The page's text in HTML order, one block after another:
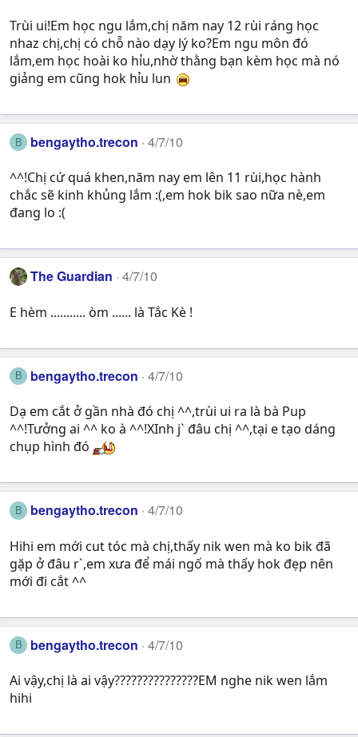
Trùi ui!Em học ngu lắm,chị năm nay 12 rùi ráng học
nhaz chị,chị có chỗ nào dạy lý ko?Em ngu môn đó
lắm,em học hoài ko hỉu,nhờ thằng bạn kèm học mà nó
giảng em cũng hok hỉu lun
B bengaytho.trecon 4/7/10
^^!Chị cứ quá khen,năm nay em lên 11 rùi,học hành
chắc sẽ kinh khủng lắm :(,em hok bik sao nữa nè,em
đang lo :(
The Guardian 4/7/10
E hèm ........... òm ...... là Tắc Kè !
B bengaytho.trecon 4/7/10
Dạ em cắt ở gần nhà đó chị ^^,trùi ui ra là bà Pup
^^!Tưởng ai ^^ ko à ^^!XInh j` đâu chị ^^,tại e tạo dáng
chụp hình đó
B bengaytho.trecon 4/7/10
Hihi em mới cut tóc mà chị,thấy nik wen mà ko bik đã
gặp ở đâu r`,em xưa để mái ngố mà thấy hok đẹp nên
mới đi cắt ^^
B bengaytho.trecon 4/7/10
Ai vậy,chị là ai vậy???????????????EM nghe nik wen lắm
hihi